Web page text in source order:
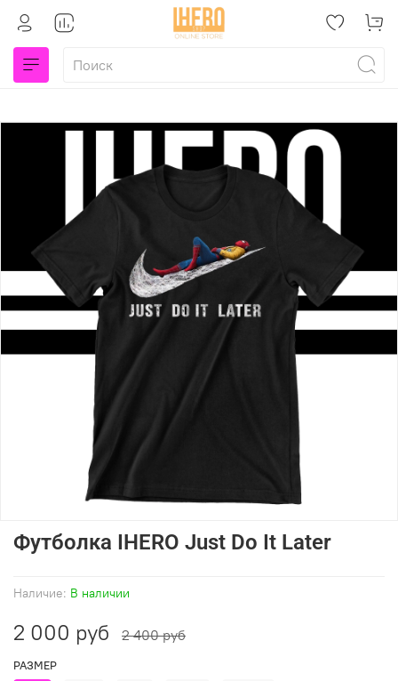
Наличие: В наличии
Футболка IHERO Just Do It Later
2 000 руб 2 400 руб
РАЗМЕР